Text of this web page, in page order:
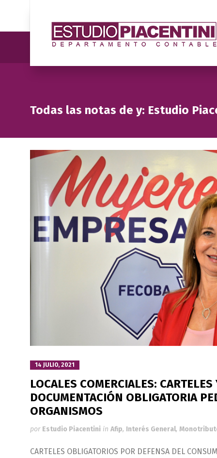
Todas las notas de y: Estudio
14 JULIO, 2021
LOCALES COMERCIALES: CARTELES
DOCUMENTACIÓN OBLIGATORIA
ORGANISMOS
por Estudio Piacentini in Afip, Interés General,
CARTELES OBLIGATORIOS POR DEFENSA DEL